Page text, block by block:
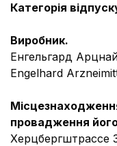
Категорія
Виробник.
Енгельгард
Engelhard
провадження його
Херцбергштрассе